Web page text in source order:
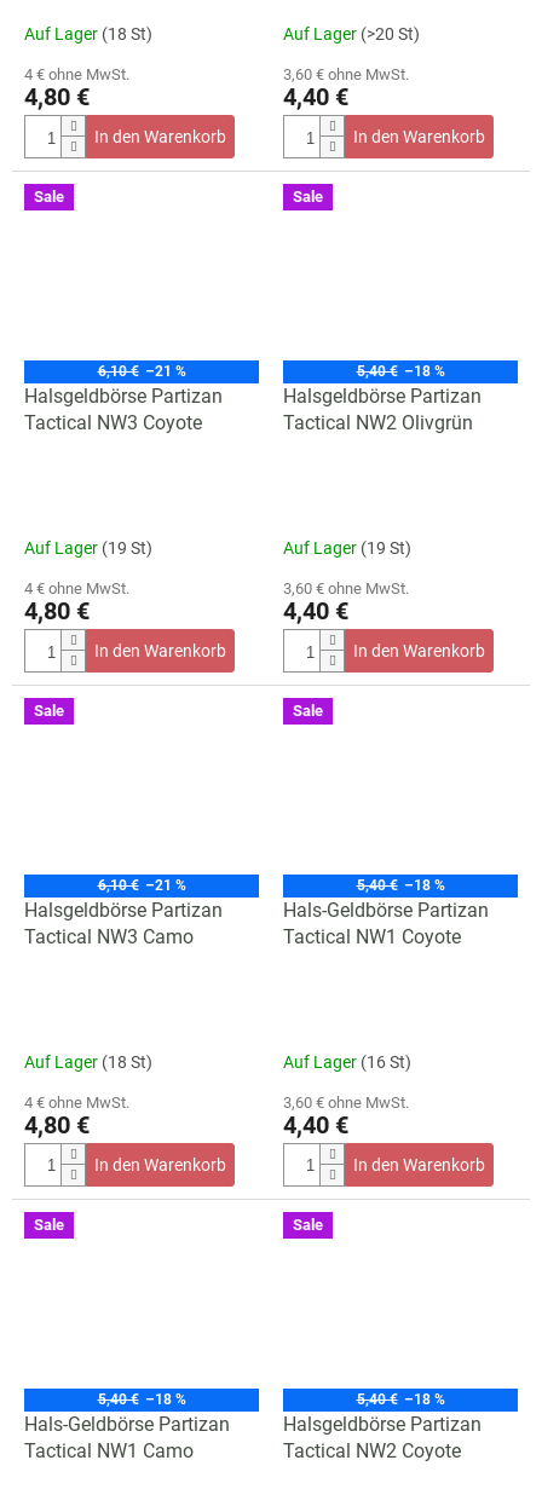
Auf Lager (18 St)
4 € ohne MwSt.
4,80 €
In den Warenkorb
Auf Lager (>20 St)
3,60 € ohne MwSt.
4,40 €
In den Warenkorb
Sale
6,10 € –21 %
Halsgeldbörse Partizan
Tactical NW3 Coyote
Auf Lager (19 St)
4 € ohne MwSt.
4,80 €
In den Warenkorb
Sale
5,40 € –18 %
Halsgeldbörse Partizan
Tactical NW2 Olivgrün
Auf Lager (19 St)
3,60 € ohne MwSt.
4,40 €
In den Warenkorb
Sale
6,10 € –21 %
Halsgeldbörse Partizan
Tactical NW3 Camo
Auf Lager (18 St)
4 € ohne MwSt.
4,80 €
In den Warenkorb
Sale
5,40 € –18 %
Hals-Geldbörse Partizan
Tactical NW1 Coyote
Auf Lager (16 St)
3,60 € ohne MwSt.
4,40 €
In den Warenkorb
Sale
5,40 € –18 %
Hals-Geldbörse Partizan
Tactical NW1 Camo
Sale
5,40 € –18 %
Halsgeldbörse Partizan
Tactical NW2 Coyote